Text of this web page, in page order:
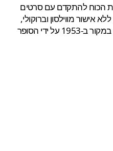
להתקדם עם סרטים
מווילסון וברוקולי,